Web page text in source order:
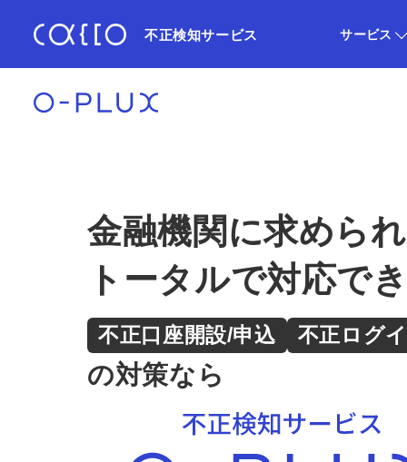
不正検知サービス サービス
金融機関に求めら
トータルで対応で
不正口座開設/申込 不正ログ
の対策なら